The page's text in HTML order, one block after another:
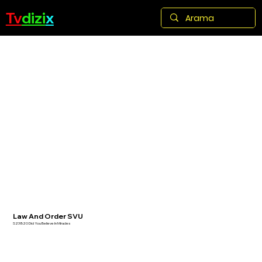
Tvdizix
Law And Order SVU
S23 B20 Did You Believe In Miracles